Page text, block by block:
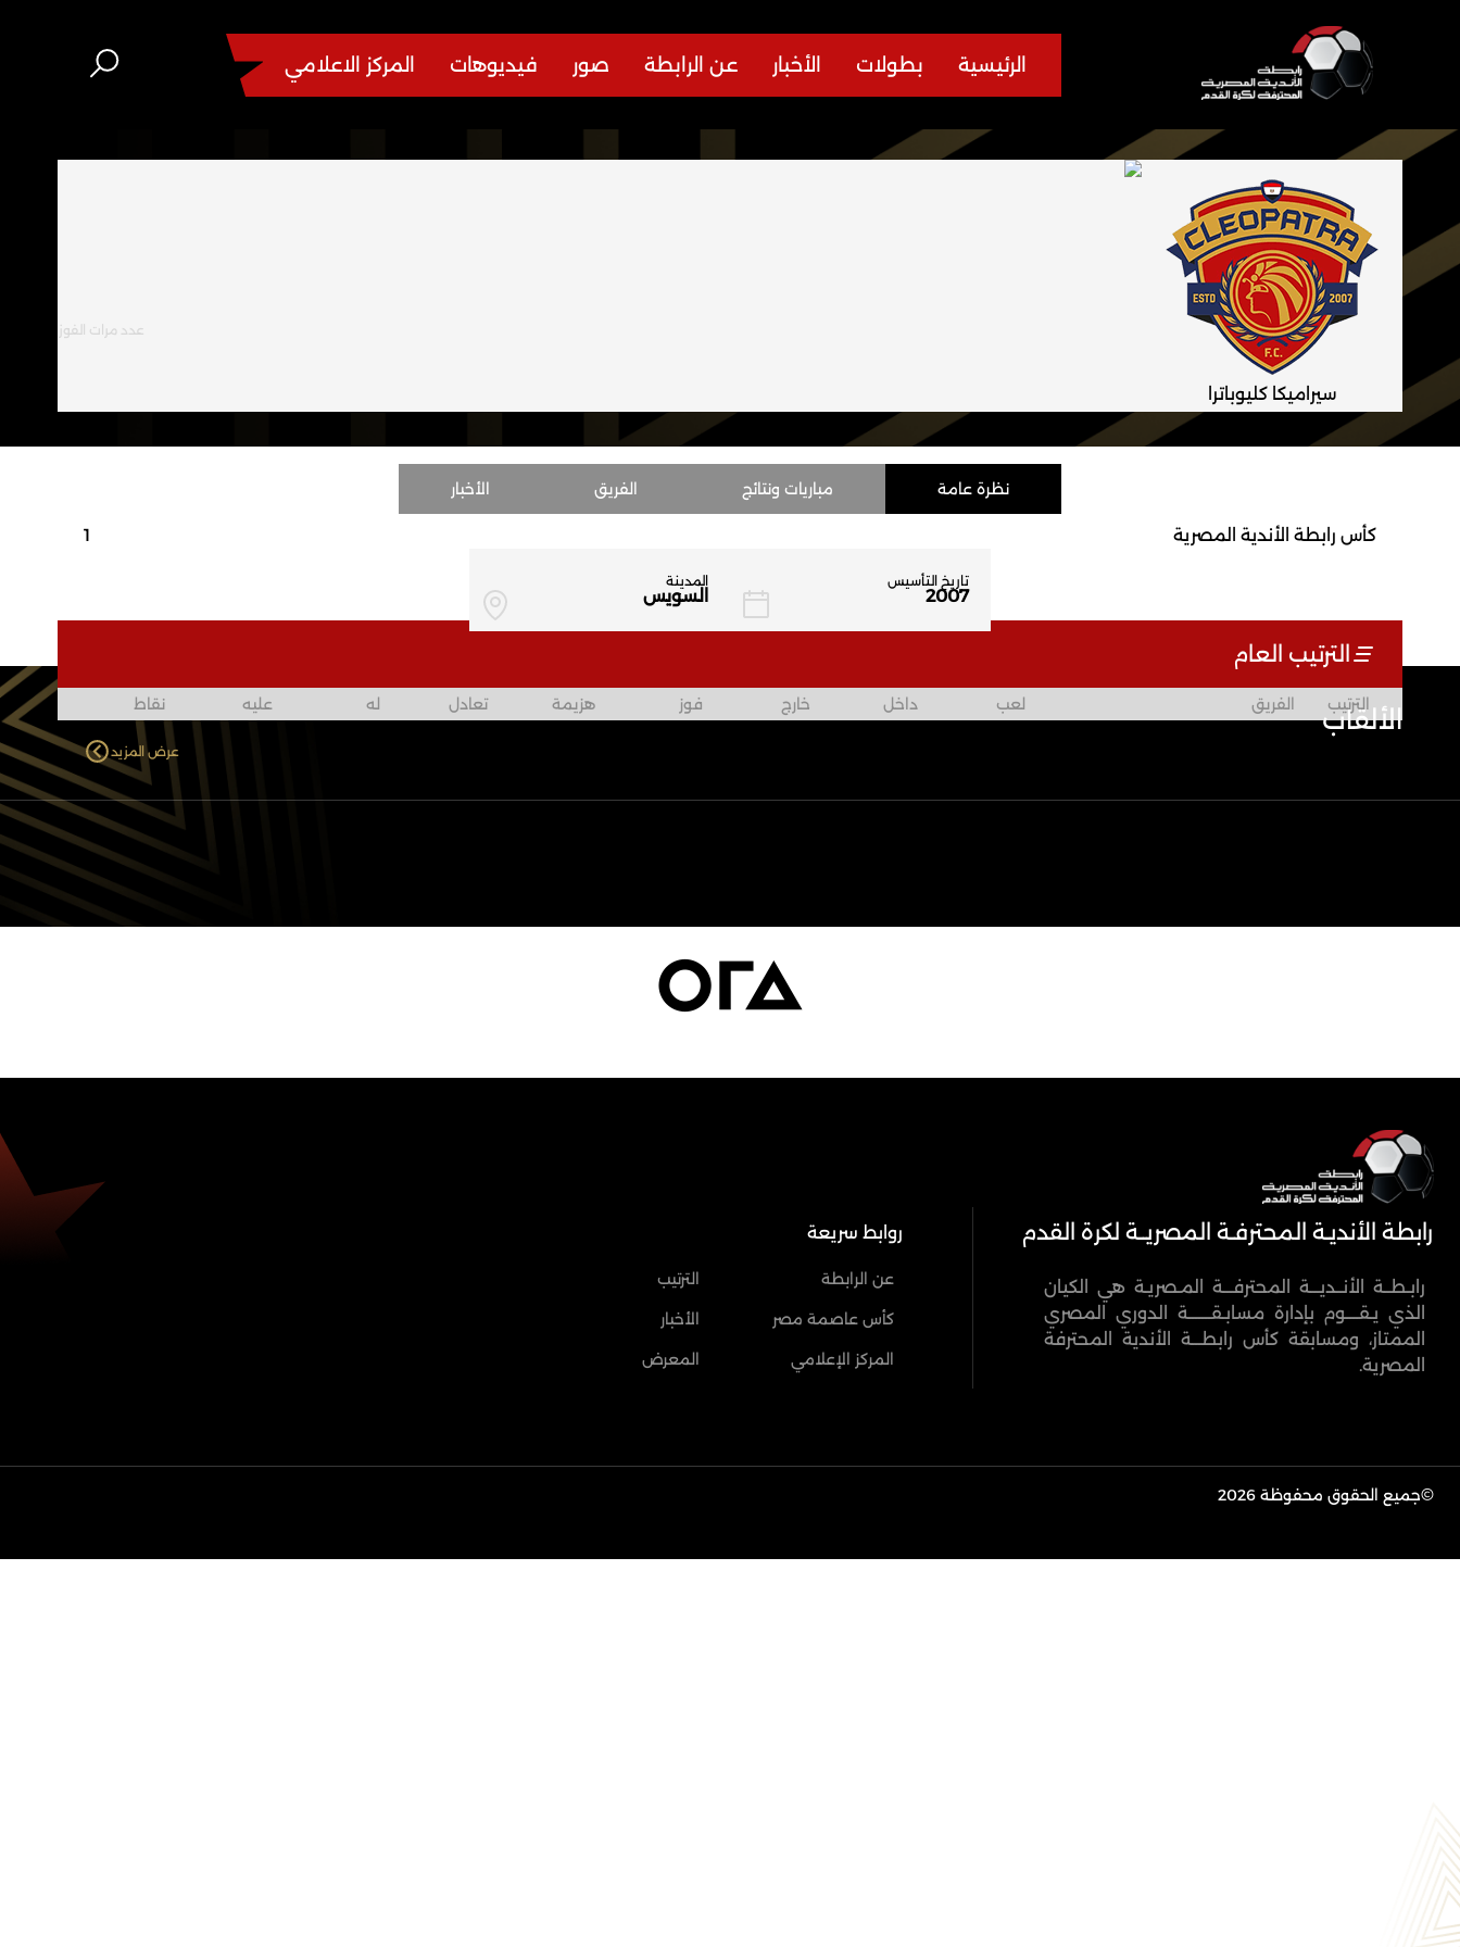
الرئيسية بطولات الأخبار عن الرابطة صور فيديوهات المركز الاعلامي
سيراميكا كليوباترا
نظرة عامة مباريات ونتائج الفريق الأخبار
تاريخ التأسيس
2007
المدينة
السويس
الألقاب
كأس رابطة الأندية المصرية
عدد مرات الفوز
1
الترتيب العام
الترتيب الفريق لعب داخل خارج فوز هزيمة تعادل له عليه نقاط
عرض المزيد
رابطة الأنديـة المحترفـة المصريــة لكرة القدم
رابـطــة الأنــديـــة المحترفـــة المـصريـة هي الكيان
الذي يـقــــوم بإدارة مسابـقـــــــة الدوري المصري
الممتاز، ومسابقة كأس رابطـــة الأندية المحترفة
المصرية.
روابط سريعة
عن الرابطة الترتيب
كأس عاصمة مصر الأخبار
المركز الإعلامي المعرض
©جميع الحقوق محفوظة 2026